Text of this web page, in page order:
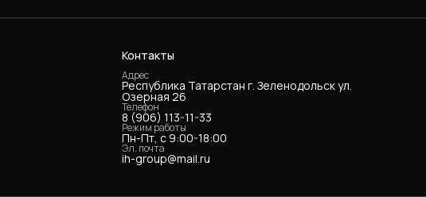
Контакты
Адрес
Республика Татарстан г. Зеленодольск ул.
Озерная 26
Телефон
8 (906) 113-11-33
Режим работы
Пн-Пт, с 9:00-18:00
Эл. почта
ih-group@mail.ru